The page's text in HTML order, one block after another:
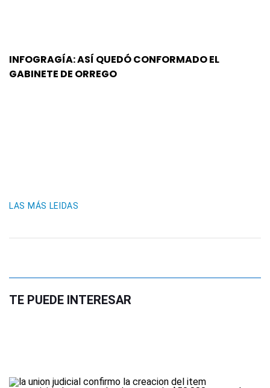
INFOGRAGÍA: ASÍ QUEDÓ CONFORMADO EL
GABINETE DE ORREGO
LAS MÁS LEIDAS
TE PUEDE INTERESAR